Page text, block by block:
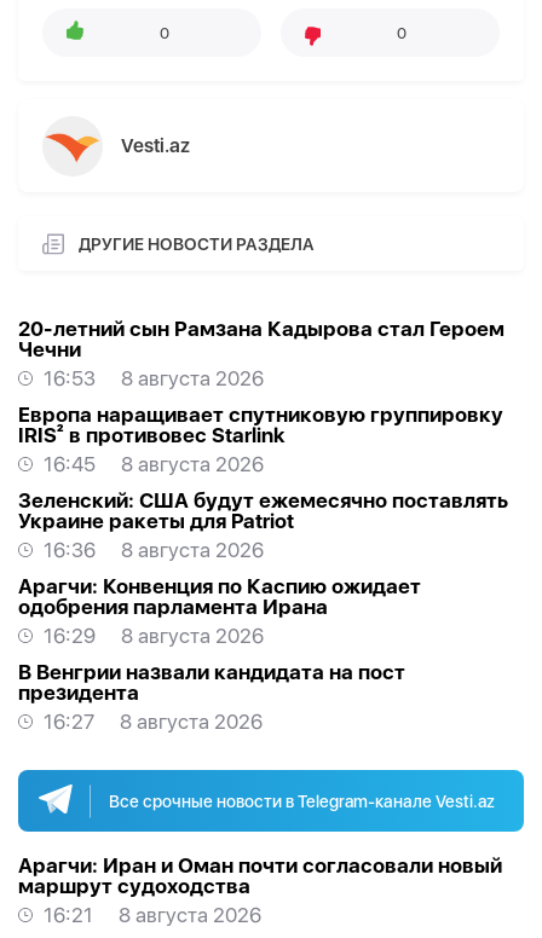
0 0
Vesti.az
ДРУГИЕ НОВОСТИ РАЗДЕЛА
20-летний сын Рамзана Кадырова стал Героем
Чечни
16:53
8 августа 2026
Европа наращивает спутниковую группировку
IRIS² в противовес Starlink
16:45
8 августа 2026
Зеленский: США будут ежемесячно поставлять
Украине ракеты для Patriot
16:36
8 августа 2026
Арагчи: Конвенция по Каспию ожидает
одобрения парламента Ирана
16:29
8 августа 2026
В Венгрии назвали кандидата на пост
президента
16:27
8 августа 2026
Все срочные новости в Telegram-канале Vesti.az
Арагчи: Иран и Оман почти согласовали новый
маршрут судоходства
16:21
8 августа 2026